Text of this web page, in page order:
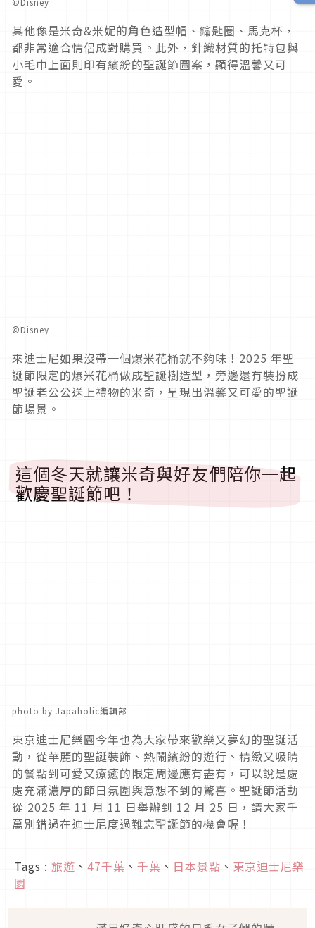
其他像是米奇&米妮的角色造型帽、鑰匙圈、馬克杯，
都非常適合情侶成對購買。此外，針織材質的托特包與
小毛巾上面則印有繽紛的聖誕節圖案，顯得溫馨又可
愛。
©Disney
來迪士尼如果沒帶一個爆米花桶就不夠味！2025 年聖
誕節限定的爆米花桶做成聖誕樹造型，旁邊還有裝扮成
聖誕老公公送上禮物的米奇，呈現出溫馨又可愛的聖誕
節場景。
這個冬天就讓米奇與好友們陪你一起
歡慶聖誕節吧！
photo by Japaholic編輯部
東京迪士尼樂園今年也為大家帶來歡樂又夢幻的聖誕活
動，從華麗的聖誕裝飾、熱鬧繽紛的遊行、精緻又吸睛
的餐點到可愛又療癒的限定周邊應有盡有，可以說是處
處充滿濃厚的節日氛圍與意想不到的驚喜。聖誕節活動
從 2025 年 11 月 11 日舉辦到 12 月 25 日，請大家千
萬別錯過在迪士尼度過難忘聖誕節的機會喔！
Tags : 旅遊 、 47千葉 、 千葉 、 日本景點 、 東京迪士尼樂
園